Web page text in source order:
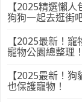
【2025精選懶
狗狗一起去逛街
【2025最新！
寵物公園總整理！
【2025最新！
也保護寵物！